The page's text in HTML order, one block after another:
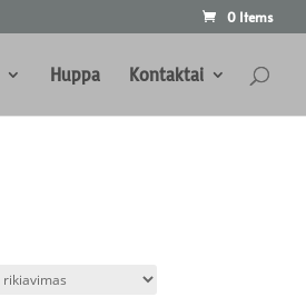
0 Items
Huppa Kontaktai